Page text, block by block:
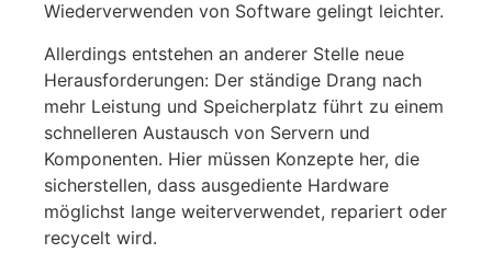
Wiederverwenden von Software gelingt leichter.
Allerdings entstehen an anderer Stelle neue
Herausforderungen: Der ständige Drang nach
mehr Leistung und Speicherplatz führt zu einem
schnelleren Austausch von Servern und
Komponenten. Hier müssen Konzepte her, die
sicherstellen, dass ausgediente Hardware
möglichst lange weiterverwendet, repariert oder
recycelt wird.